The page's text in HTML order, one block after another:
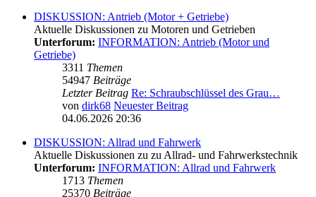
DISKUSSION: Antrieb (Motor + Getriebe)
Aktuelle Diskussionen zu Motoren und Getrieben
Unterforum: INFORMATION: Antrieb (Motor und
Getriebe)
3311 Themen
54947 Beiträge
Letzter Beitrag Re: Schraubschlüssel des Grau…
von dirk68 Neuester Beitrag
04.06.2026 20:36
DISKUSSION: Allrad und Fahrwerk
Aktuelle Diskussionen zu zu Allrad- und Fahrwerkstechnik
Unterforum: INFORMATION: Allrad und Fahrwerk
1713 Themen
25370 Beiträge